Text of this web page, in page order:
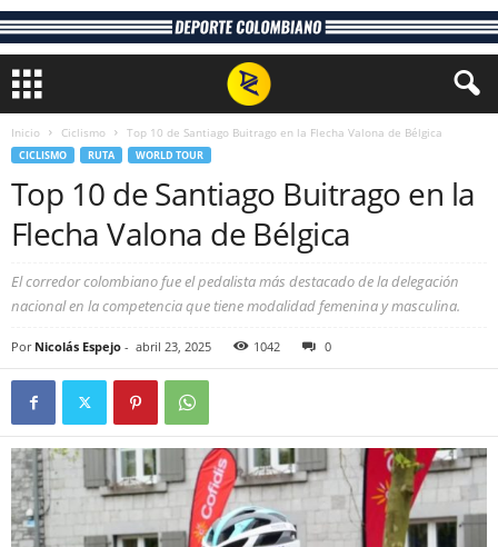
Inicio Ciclismo Top 10 de Santiago Buitrago en la Flecha Valona de Bélgica
CICLISMO RUTA WORLD TOUR
Top 10 de Santiago Buitrago en la
Flecha Valona de Bélgica
El corredor colombiano fue el pedalista más destacado de la delegación
nacional en la competencia que tiene modalidad femenina y masculina.
Por Nicolás Espejo - abril 23, 2025 1042 0